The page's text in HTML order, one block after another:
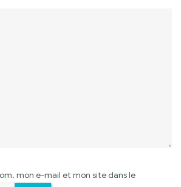
mon e-mail et mon site dans le